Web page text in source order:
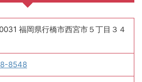
福岡県行橋市西宮市５丁目３４
8548